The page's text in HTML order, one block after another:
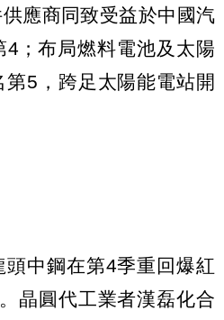
應商同致受益於中國汽
；布局燃料電池及太陽
5，跨足太陽能電站開
中鋼在第4季重回爆紅
晶圓代工業者漢磊化合